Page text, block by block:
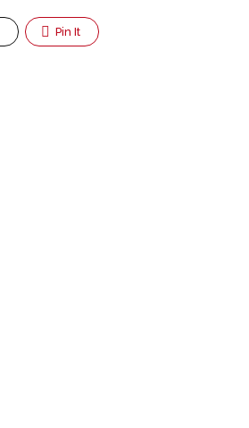
Pin It